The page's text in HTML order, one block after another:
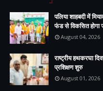
पलिया शाहबदी में
फंड से विकसित होगा
August 04, 2026
राष्ट्रीय हथकरघा
प्रशिक्षण शुरु
August 01, 2026